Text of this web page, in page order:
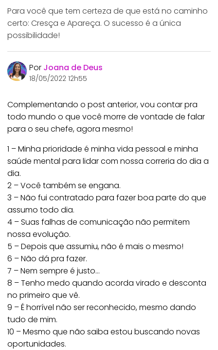
Para você que tem certeza de que está no caminho
certo: Cresça e Apareça. O sucesso é a única
possibilidade!
Por Joana de Deus
18/05/2022 12h55
Complementando o post anterior, vou contar pra
todo mundo o que você morre de vontade de falar
para o seu chefe, agora mesmo!
1 – Minha prioridade é minha vida pessoal e minha
saúde mental para lidar com nossa correria do dia a
dia.
2 – Você também se engana.
3 – Não fui contratado para fazer boa parte do que
assumo todo dia.
4 – Suas falhas de comunicação não permitem
nossa evolução.
5 – Depois que assumiu, não é mais o mesmo!
6 – Não dá pra fazer.
7 – Nem sempre é justo…
8 – Tenho medo quando acorda virado e desconta
no primeiro que vê.
9 – É horrível não ser reconhecido, mesmo dando
tudo de mim.
10 – Mesmo que não saiba estou buscando novas
oportunidades.